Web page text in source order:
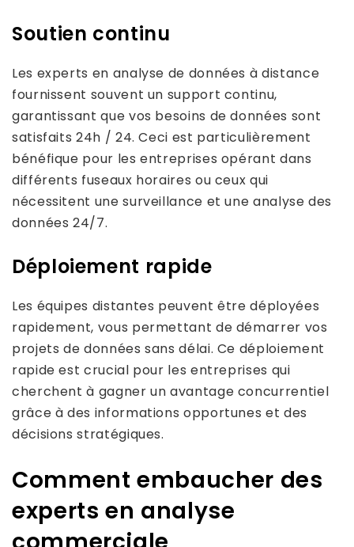
Soutien continu
Les experts en analyse de données à distance
fournissent souvent un support continu,
garantissant que vos besoins de données sont
satisfaits 24h / 24. Ceci est particulièrement
bénéfique pour les entreprises opérant dans
différents fuseaux horaires ou ceux qui
nécessitent une surveillance et une analyse des
données 24/7.
Déploiement rapide
Les équipes distantes peuvent être déployées
rapidement, vous permettant de démarrer vos
projets de données sans délai. Ce déploiement
rapide est crucial pour les entreprises qui
cherchent à gagner un avantage concurrentiel
grâce à des informations opportunes et des
décisions stratégiques.
Comment embaucher des
experts en analyse